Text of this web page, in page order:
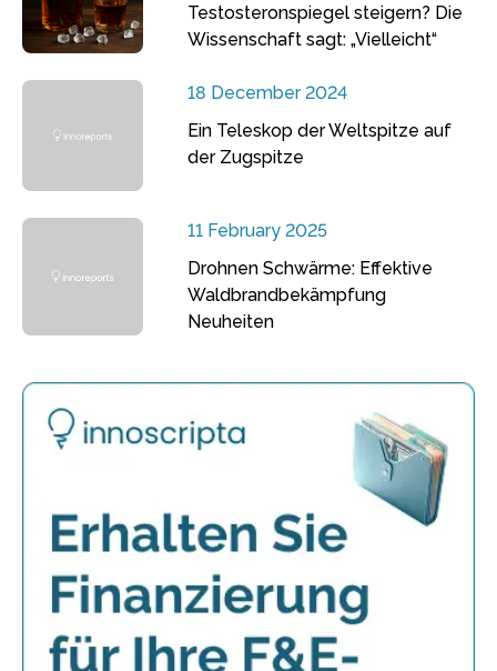
Testosteronspiegel steigern? Die
Wissenschaft sagt: „Vielleicht“
18 December 2024
Ein Teleskop der Weltspitze auf
der Zugspitze
11 February 2025
Drohnen Schwärme: Effektive
Waldbrandbekämpfung
Neuheiten